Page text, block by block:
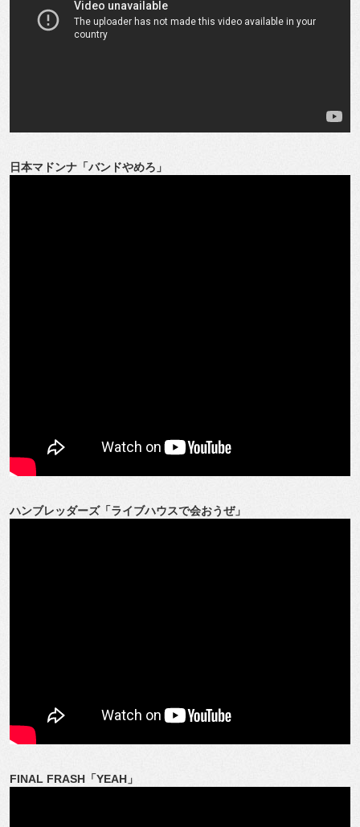
日本マドンナ「バンドやめろ」
ハンブレッダーズ「ライブハウスで会おうぜ」
FINAL FRASH「YEAH」